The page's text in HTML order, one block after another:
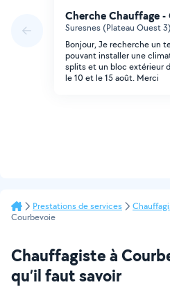
Cherche Chauffage
Suresnes (Plateau Ouest 3)
Bonjour, Je recherche un
pouvant installer une
splits et un bloc extérieur
le 10 et le 15 août. Merci
Prestations de services
Courbevoie
Chauffagiste à
qu’il faut savoir